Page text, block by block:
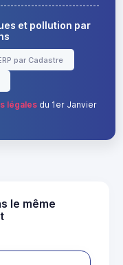
et pollution par
par Cadastre
légalesdu 1er Janvier
le même